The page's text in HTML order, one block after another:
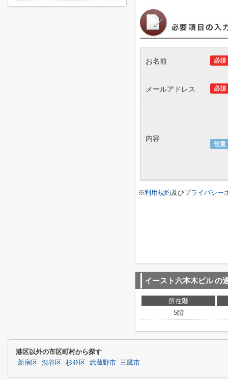
必須
お名前
必須
メールアドレス
任意
内容
※利用規約及びプライバシー
イースト六本木ビルの
所在階
5階
港区以外の市区町村から探す
新宿区 渋谷区 杉並区 武蔵野市 三鷹市